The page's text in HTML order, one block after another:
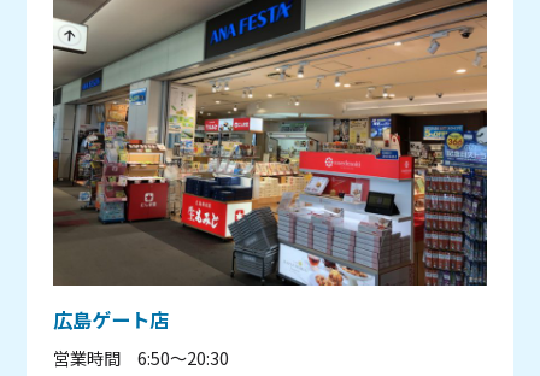
広島ゲート店
営業時間 6:50～20:30